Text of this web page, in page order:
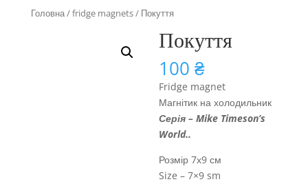
Головна/fridge magnets/ Покуття
Покуття
100₴
Fridge magnet
Магнітик на холодильник
Серія – Mike Timeson’s
World..
Розмір 7х9 см
Size – 7×9 sm